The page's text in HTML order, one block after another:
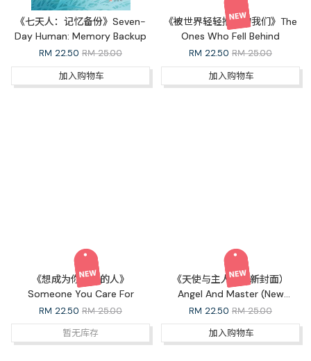
《七天人：记忆备份》Seven-
Day Human: Memory Backup
RM 22.50 RM 25.00
加入购物车
《被世界轻轻推开的我们》The
Ones Who Fell Behind
RM 22.50 RM 25.00
加入购物车
《想成为你在乎的人》
Someone You Care For
RM 22.50 RM 25.00
暂无库存
《天使与主人》（新封面）
Angel And Master (New
Cover)
RM 22.50 RM 25.00
加入购物车